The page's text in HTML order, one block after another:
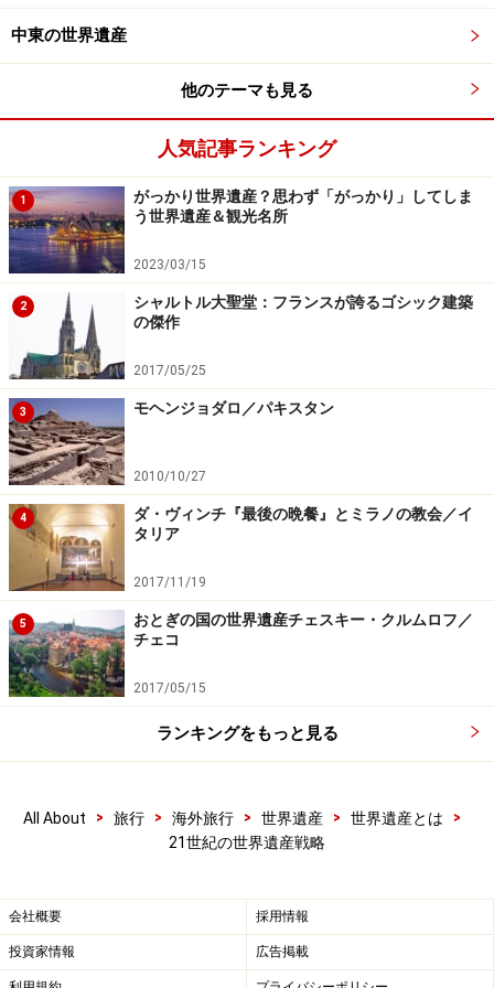
ださい。
中東の世界遺産
他のテーマも見る
人気記事ランキング
1
がっかり世界遺産？思わず「がっかり」してしま
う世界遺産＆観光名所
2023/03/15
2
シャルトル大聖堂：フランスが誇るゴシック建築
の傑作
2017/05/25
3 モヘンジョダロ／パキスタン
2010/10/27
4
ダ・ヴィンチ『最後の晩餐』とミラノの教会／イ
タリア
2017/11/19
5
おとぎの国の世界遺産チェスキー・クルムロフ／
チェコ
2017/05/15
ランキングをもっと見る
All About > 旅行 > 海外旅行 > 世界遺産 > 世界遺産とは
>
21世紀の世界遺産戦略
会社概要 採用情報
投資家情報 広告掲載